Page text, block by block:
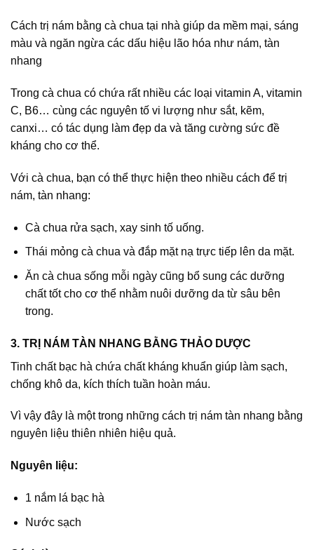
Cách trị nám bằng cà chua tại nhà giúp da mềm mại, sáng
màu và ngăn ngừa các dấu hiệu lão hóa như nám, tàn
nhang
Trong cà chua có chứa rất nhiều các loại vitamin A, vitamin
C, B6… cùng các nguyên tố vi lượng như sắt, kẽm,
canxi… có tác dụng làm đẹp da và tăng cường sức đề
kháng cho cơ thể.
Với cà chua, bạn có thể thực hiện theo nhiều cách để trị
nám, tàn nhang:
Cà chua rửa sạch, xay sinh tố uống.
Thái mỏng cà chua và đắp mặt nạ trực tiếp lên da mặt.
Ăn cà chua sống mỗi ngày cũng bổ sung các dưỡng
chất tốt cho cơ thể nhằm nuôi dưỡng da từ sâu bên
trong.
3. TRỊ NÁM TÀN NHANG BẰNG THẢO DƯỢC
Tinh chất bạc hà chứa chất kháng khuẩn giúp làm sạch,
chống khô da, kích thích tuần hoàn máu.
Vì vậy đây là một trong những cách trị nám tàn nhang bằng
nguyên liệu thiên nhiên hiệu quả.
Nguyên liệu:
1 nắm lá bạc hà
Nước sạch